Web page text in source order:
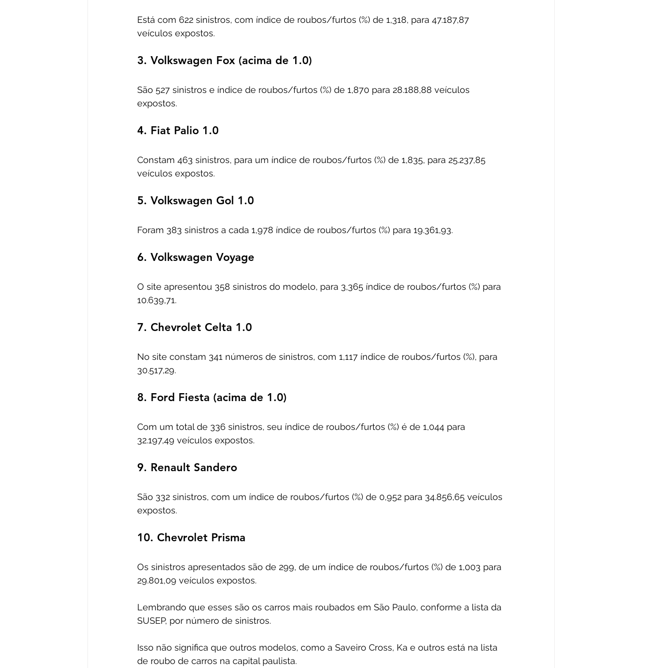
Está com 622 sinistros, com índice de roubos/furtos (%) de 1,318, para 47.187,87
veículos expostos.
3. Volkswagen Fox (acima de 1.0)
São 527 sinistros e índice de roubos/furtos (%) de 1,870 para 28.188,88 veículos
expostos.
4. Fiat Palio 1.0
Constam 463 sinistros, para um índice de roubos/furtos (%) de 1,835, para 25.237,85
veículos expostos.
5. Volkswagen Gol 1.0
Foram 383 sinistros a cada 1,978 índice de roubos/furtos (%) para 19.361,93.
6. Volkswagen Voyage
O site apresentou 358 sinistros do modelo, para 3,365 índice de roubos/furtos (%) para
10.639,71.
7. Chevrolet Celta 1.0
No site constam 341 números de sinistros, com 1,117 índice de roubos/furtos (%), para
30.517,29.
8. Ford Fiesta (acima de 1.0)
Com um total de 336 sinistros, seu índice de roubos/furtos (%) é de 1,044 para
32.197,49 veículos expostos.
9. Renault Sandero
São 332 sinistros, com um índice de roubos/furtos (%) de 0,952 para 34.856,65 veículos
expostos.
10. Chevrolet Prisma
Os sinistros apresentados são de 299, de um índice de roubos/furtos (%) de 1,003 para
29.801,09 veículos expostos.
Lembrando que esses são os carros mais roubados em São Paulo, conforme a lista da
SUSEP, por número de sinistros.
Isso não significa que outros modelos, como a Saveiro Cross, Ka e outros está na lista
de roubo de carros na capital paulista.